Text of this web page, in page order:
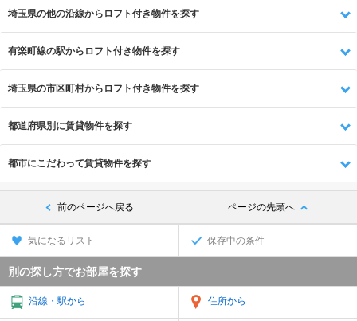
埼玉県の他の沿線からロフト付き物件を探す
有楽町線の駅からロフト付き物件を探す
埼玉県の市区町村からロフト付き物件を探す
都道府県別に賃貸物件を探す
都市にこだわって賃貸物件を探す
前のページへ戻る ページの先頭へ
気になるリスト 保存中の条件
別の探し方でお部屋を探す
沿線・駅から 住所から